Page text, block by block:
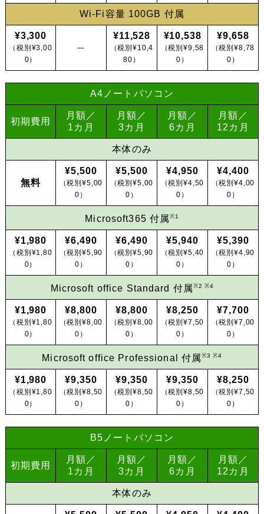
Wi-Fi容量 100GB 付属
¥3,300
（税別¥3,00
0）
―
¥11,528
（税別¥10,4
80）
¥10,538
（税別¥9,58
0）
¥9,658
（税別¥8,78
0）
A4ノートパソコン
初期費用
月額／
1カ月
月額／
3カ月
月額／
6カ月
月額／
12カ月
本体のみ
無料
¥5,500
（税別¥5,00
0）
¥5,500
（税別¥5,00
0）
¥4,950
（税別¥4,50
0）
¥4,400
（税別¥4,00
0）
Microsoft365 付属※1
¥1,980
（税別¥1,80
0）
¥6,490
（税別¥5,90
0）
¥6,490
（税別¥5,90
0）
¥5,940
（税別¥5,40
0）
¥5,390
（税別¥4,90
0）
Microsoft office Standard 付属※2 ※4
¥1,980
（税別¥1,80
0）
¥8,800
（税別¥8,00
0）
¥8,800
（税別¥8,00
0）
¥8,250
（税別¥7,50
0）
¥7,700
（税別¥7,00
0）
Microsoft office Professional 付属※3 ※4
¥1,980
（税別¥1,80
0）
¥9,350
（税別¥8,50
0）
¥9,350
（税別¥8,50
0）
¥9,350
（税別¥8,50
0）
¥8,250
（税別¥7,50
0）
B5ノートパソコン
初期費用
月額／
1カ月
月額／
3カ月
月額／
6カ月
月額／
12カ月
本体のみ